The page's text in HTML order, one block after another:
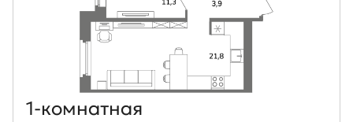
Объект месяца
1‑комнатная